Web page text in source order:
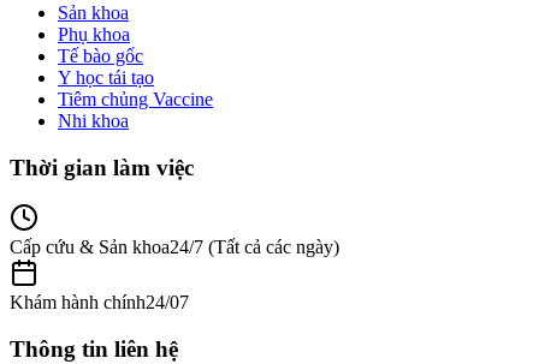
Sản khoa
Phụ khoa
Tế bào gốc
Y học tái tạo
Tiêm chủng Vaccine
Nhi khoa
Thời gian làm việc
Cấp cứu & Sản khoa24/7 (Tất cả các ngày)
Khám hành chính24/07
Thông tin liên hệ